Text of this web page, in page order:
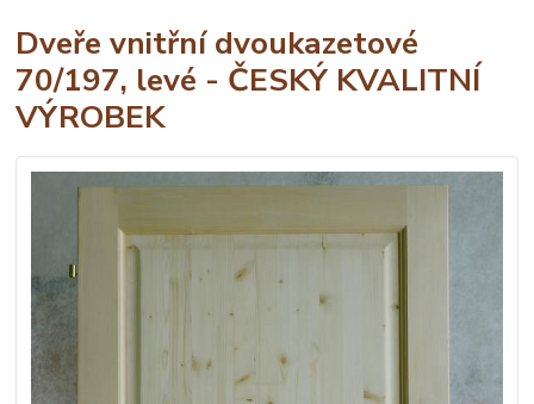
Dveře vnitřní dvoukazetové
70/197, levé - ČESKÝ KVALITNÍ
VÝROBEK